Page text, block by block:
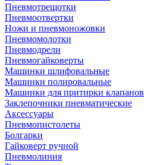
Пневмотрещотки
Пневмоотвертки
Ножи и пневмоножовки
Пневмомолотки
Пневмодрели
Пневмогайковерты
Машинки шлифовальные
Машинки полировальные
Машинки для притирки клапанов
Заклепочники пневматические
Аксессуары
Пневмопистолеты
Болгарки
Гайковерт ручной
Пневмолиния